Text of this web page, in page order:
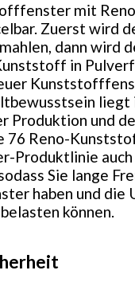
mit
Zuerst wird
dann wird
in
liegt
Produktion und
76 Reno-
Produktlinie
Sie lange
haben und die
können.